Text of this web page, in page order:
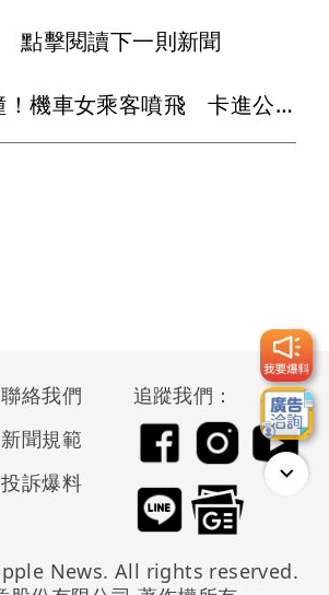
點擊閱讀下一則新聞
中和4車連環撞！機車女乘客噴飛 卡進公車底送醫不治
聯絡我們
新聞規範
投訴爆料
追蹤我們：
News. All rights reserved.